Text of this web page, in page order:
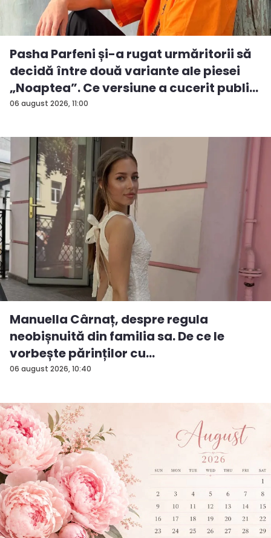
06 august 2026, 11:00
Pasha Parfeni și-a rugat urmăritorii să
decidă între două variante ale piesei
„Noaptea”. Ce versiune a cucerit publi...
06 august 2026, 10:40
Manuella Cârnaț, despre regula
neobișnuită din familia sa. De ce le
vorbește părinților cu
„dumneavoastră...